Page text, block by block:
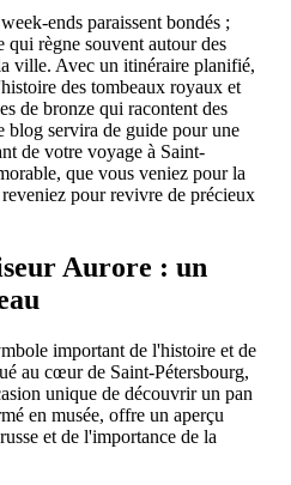
ends paraissent bondés ;
qui règne souvent autour des
ville. Avec un itinéraire planifié,
des tombeaux royaux et
de bronze qui racontent des
blog servira de guide pour une
de votre voyage à Saint-
que vous veniez pour la
pour revivre de précieux
Aurore : un
important de l'histoire et de
au cœur de Saint-Pétersbourg,
unique de découvrir un pan
en musée, offre un aperçu
et de l'importance de la